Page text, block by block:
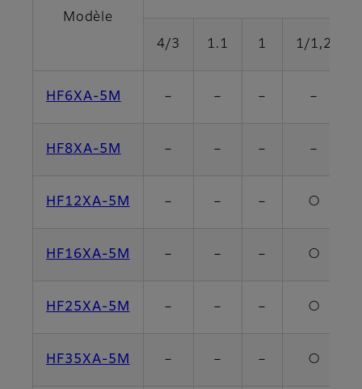
Modèle
4/3 1.1 1 1/1,2
HF6XA-5M － － － －
HF8XA-5M － － － －
HF12XA-5M － － － ○
HF16XA-5M － － － ○
HF25XA-5M － － － ○
HF35XA-5M － － － ○